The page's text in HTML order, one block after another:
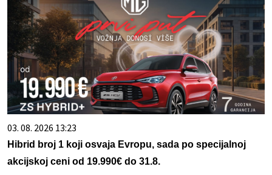
03. 08. 2026 13:23
Hibrid broj 1 koji osvaja Evropu, sada po specijalnoj
akcijskoj ceni od 19.990€ do 31.8.